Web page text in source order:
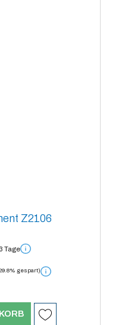
Z2106
Tage
gespart)